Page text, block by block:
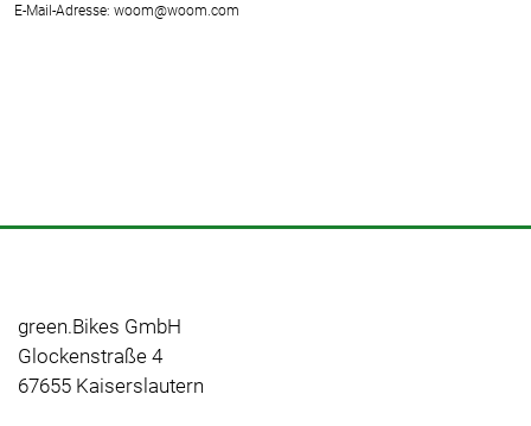
E-Mail-Adresse: woom@woom.com
green.Bikes GmbH
Glockenstraße 4
67655 Kaiserslautern